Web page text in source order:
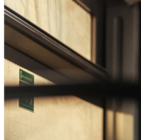
Passo 1/2